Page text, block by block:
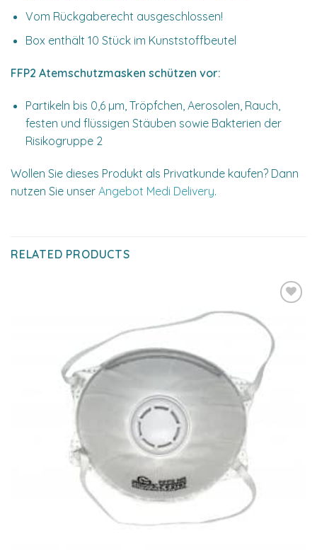
Vom Rückgaberecht ausgeschlossen!
Box enthält 10 Stück im Kunststoffbeutel
FFP2 Atemschutzmasken schützen vor:
Partikeln bis 0,6 µm, Tröpfchen, Aerosolen, Rauch,
festen und flüssigen Stäuben sowie Bakterien der
Risikogruppe 2
Wollen Sie dieses Produkt als Privatkunde kaufen? Dann
nutzen Sie unser Angebot Medi Delivery.
RELATED PRODUCTS